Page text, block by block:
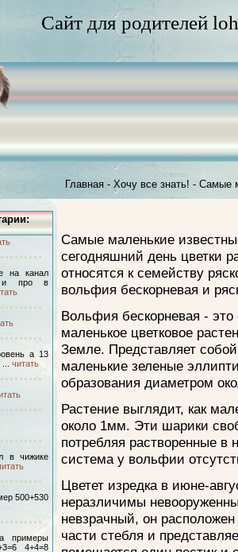
Сайт для родителей
Главная - Хочу все знать! - Самые
на канал
и про в
а 13
читать
в чижике
500+530
примеры
4+4=8
Самые маленькие
сегодняшний день цветки
относятся к семейству
вольфия бескорневая и
Вольфия бескорневая - это
маленькое цветковое
Земле. Представляет
маленькие зеленые
образования диаметром
Растение выглядит, как
около 1мм. Эти шарики
потребляя растворенные в
система у вольфии
Цветет изредка в июне-
неразличимы
невзрачный, он
части стебля и